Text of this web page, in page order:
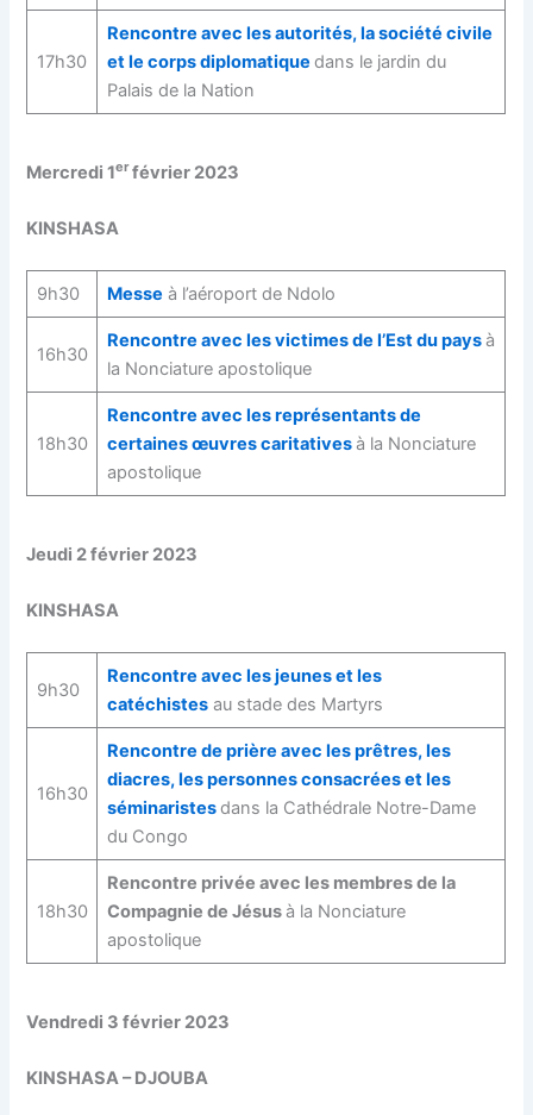
17h30
Rencontre avec les autorités, la société civile
et le corps diplomatique dans le jardin du
Palais de la Nation
Mercredi 1erfévrier 2023
KINSHASA
9h30 Messe à l’aéroport de Ndolo
16h30
Rencontre avec les victimes de l’Est du paysà
la Nonciature apostolique
18h30
Rencontre avec les représentants de
certaines œuvres caritativesà la Nonciature
apostolique
Jeudi 2 février 2023
KINSHASA
9h30
Rencontre avec les jeunes et les
catéchistesau stade des Martyrs
16h30
Rencontre de prière avec les prêtres, les
diacres, les personnes consacrées et les
séminaristesdans la Cathédrale Notre-Dame
du Congo
18h30
Rencontre privée avec les membres de la
Compagnie de Jésusà la Nonciature
apostolique
Vendredi 3 février 2023
KINSHASA – DJOUBA